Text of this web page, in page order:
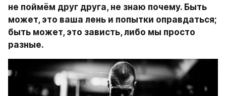
не поймём друг друга, не знаю почему. Быть
может, это ваша лень и попытки оправдаться;
быть может, это зависть, либо мы просто
разные.